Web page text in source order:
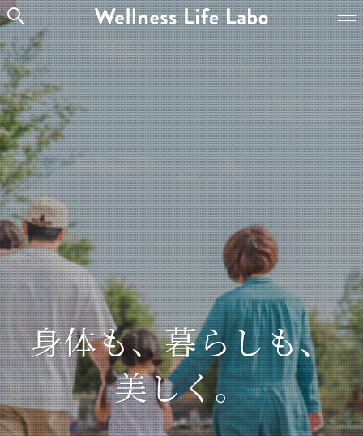
身体も、暮らしも、
美しく。